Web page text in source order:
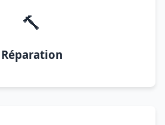
🔨
Réparation